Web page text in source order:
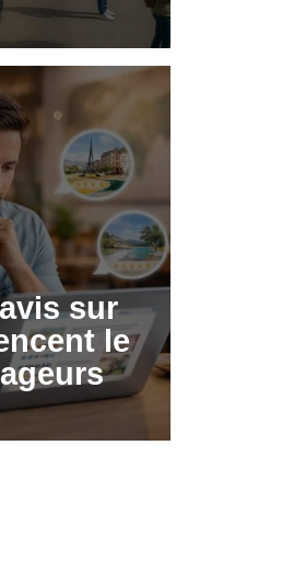
sur
le